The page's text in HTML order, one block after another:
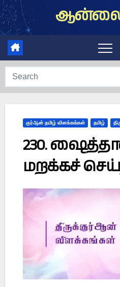
Skip
to
content
குர்ஆன் தமிழ் விளக்கங்கள் தமிழ்
230.
மறக்கச்